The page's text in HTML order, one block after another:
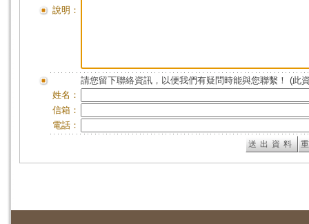
說明：
請您留下聯絡資訊，以便我們有疑問時能與您聯繫！ (此
姓名：
信箱：
電話：